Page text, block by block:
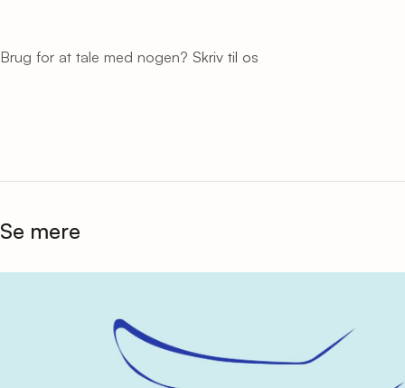
Brug for at tale med nogen? Skriv til os
Se mere